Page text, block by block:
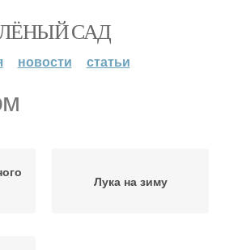
САД
новости статьи
Лука на зиму